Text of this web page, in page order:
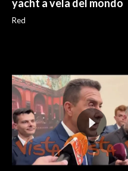
yacht a vela del mondo
Red